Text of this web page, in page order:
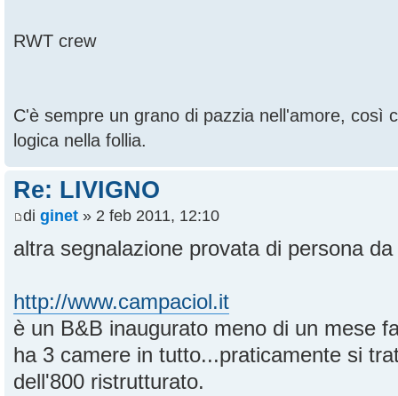
RWT crew
C'è sempre un grano di pazzia nell'amore, così
logica nella follia.
Re: LIVIGNO
di ginet » 2 feb 2011, 12:10
altra segnalazione provata di persona
http://www.campaciol.it
è un B&B inaugurato meno di un mese
ha 3 camere in tutto...praticamente si
dell'800 ristrutturato.